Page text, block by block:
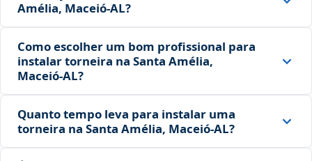
Amélia, Maceió‑AL?
Como escolher um bom profissional para
instalar torneira na Santa Amélia,
Maceió‑AL?
Quanto tempo leva para instalar uma
torneira na Santa Amélia, Maceió‑AL?